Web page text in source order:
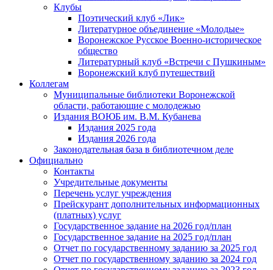
Клубы
Поэтический клуб «Лик»
Литературное объединение «Молодые»
Воронежское Русское Военно-историческое
общество
Литературный клуб «Встречи с Пушкиным»
Воронежский клуб путешествий
Коллегам
Муниципальные библиотеки Воронежской
области, работающие с молодежью
Издания ВОЮБ им. В.М. Кубанева
Издания 2025 года
Издания 2026 года
Законодательная база в библиотечном деле
Официально
Контакты
Учредительные документы
Перечень услуг учреждения
Прейскурант дополнительных информационных
(платных) услуг
Государственное задание на 2026 год/план
Государственное задание на 2025 год/план
Отчет по государственному заданию за 2025 год
Отчет по государственному заданию за 2024 год